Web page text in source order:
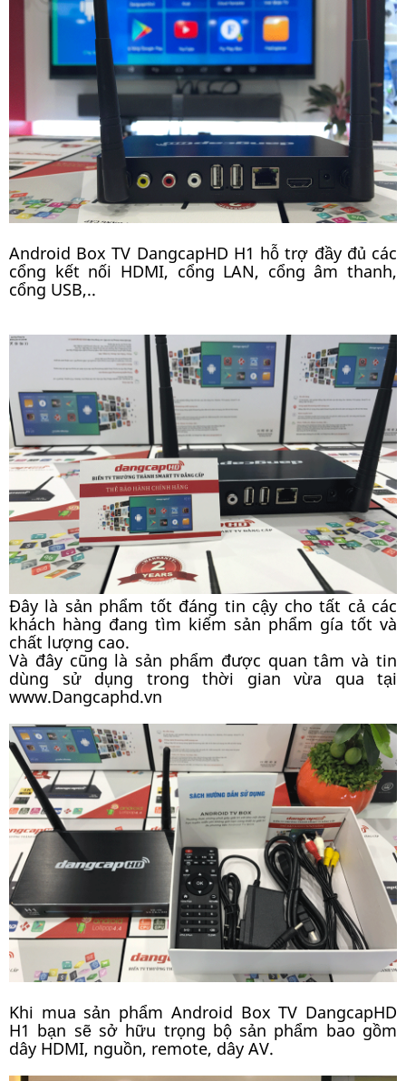
Android Box TV DangcapHD H1 hỗ trợ đầy đủ các
cổng kết nối HDMI, cổng LAN, cổng âm thanh,
cổng USB,..
Đây là sản phẩm tốt đáng tin cậy cho tất cả các
khách hàng đang tìm kiếm sản phẩm gía tốt và
chất lượng cao.
Và đây cũng là sản phẩm được quan tâm và tin
dùng sử dụng trong thời gian vừa qua tại
www.Dangcaphd.vn
Khi mua sản phẩm Android Box TV DangcapHD
H1 bạn sẽ sở hữu trọng bộ sản phẩm bao gồm
dây HDMI, nguồn, remote, dây AV.